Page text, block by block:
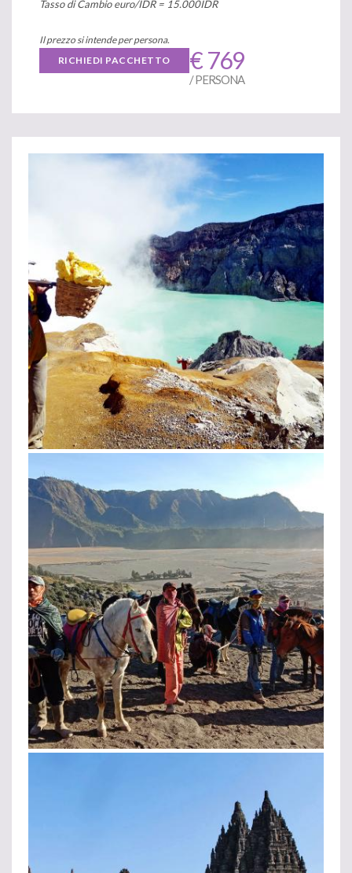
Tasso di Cambio euro/IDR = 15.000IDR
Il prezzo si intende per persona.
RICHIEDI PACCHETTO
€ 769
/ PERSONA